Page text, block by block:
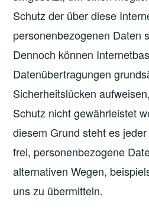
Schutz der über diese
personenbezogenen Daten
Dennoch können
Datenübertragungen
Sicherheitslücken
Schutz nicht gewährleistet
diesem Grund steht es
frei, personenbezogene
alternativen Wegen,
uns zu übermitteln.